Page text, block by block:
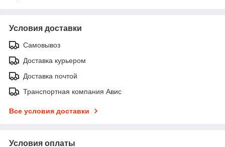
Условия доставки
Самовывоз
Доставка курьером
Доставка почтой
Транспортная компания Авис
Все условия доставки
Условия оплаты